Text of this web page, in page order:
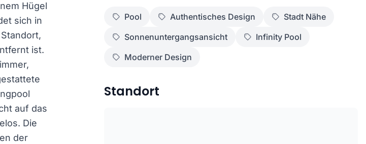
Hügel
sich in
ist.
auf das
Die
der
Pool Authentisches Design
Stadt Nähe
Sonnenuntergangsansicht
Infinity Pool
Moderner Design
Standort